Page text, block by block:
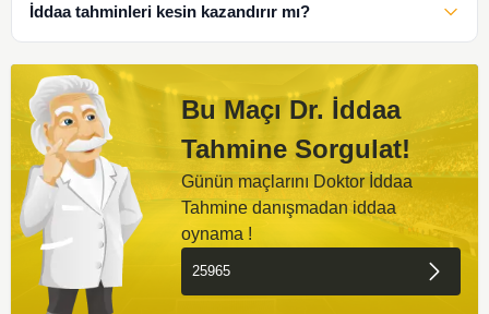
İddaa tahminleri kesin kazandırır mı?
Bu Maçı Dr. İddaa
Tahmine Sorgulat!
Günün maçlarını Doktor İddaa
Tahmine danışmadan iddaa
oynama !